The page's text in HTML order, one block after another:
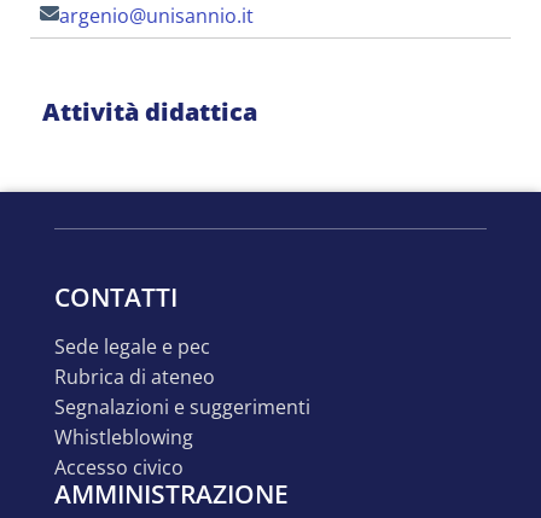
argenio@unisannio.it
Attività didattica
CONTATTI
sede legale e pec
rubrica di ateneo
segnalazioni e suggerimenti
whistleblowing
accesso civico
AMMINISTRAZIONE